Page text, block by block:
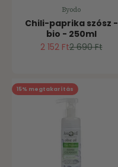
Byodo
Chili-paprika szósz -
bio - 250ml
Ár
2 152 FtNormál ár
2 690 Ft
15% megtakarítás